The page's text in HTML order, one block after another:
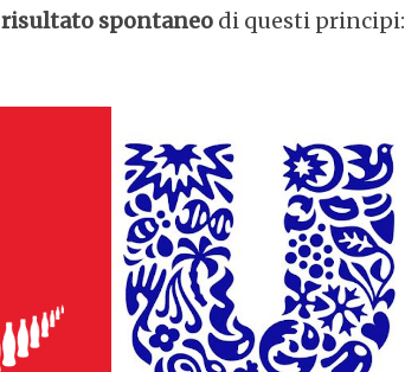
risultato spontaneo di questi principi: